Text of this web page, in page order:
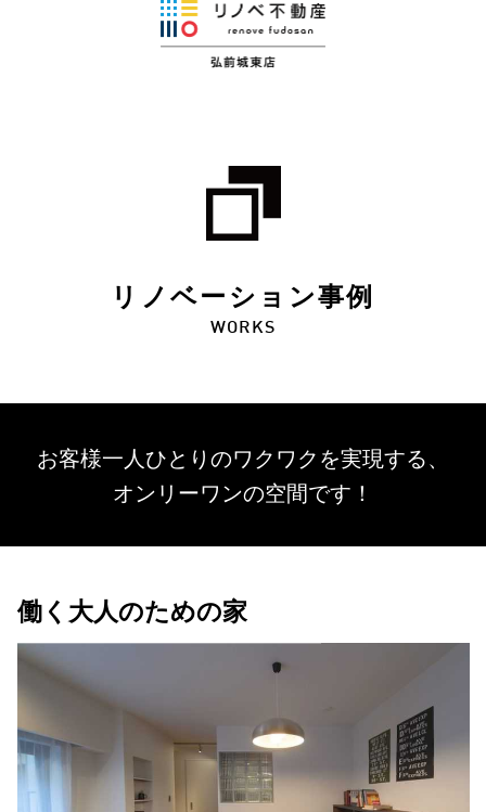
リノベーション事例
WORKS
お客様一人ひとりのワクワクを実現する、
オンリーワンの空間です！
働く大人のための家